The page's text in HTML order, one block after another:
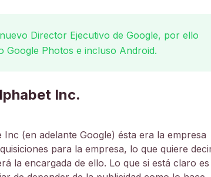
Director Ejecutivo de Google, por ello
Google Photos e incluso Android.
Inc.
(en adelante Google) ésta era la empresa
para la empresa, lo que quiere
la encargada de ello. Lo que si está claro es